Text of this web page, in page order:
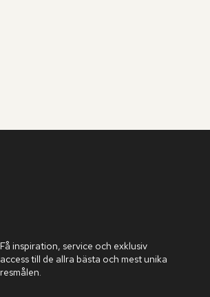
Få inspiration, service och exklusiv
access till de allra bästa och mest unika
resmålen.